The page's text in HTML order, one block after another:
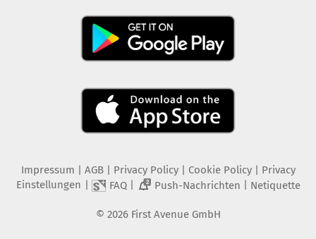
Impressum AGB Privacy Policy| Cookie Policy| Privacy
Einstellungen
FAQ| 2 Push-Nachrichten Netiquette
© 2026 First Avenue GmbH